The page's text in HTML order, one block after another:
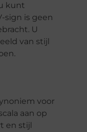
kunt
sign is geen
U
van stijl
voor
aan op
en stijl